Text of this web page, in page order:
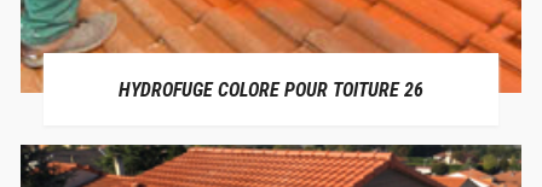
HYDROFUGE COLORE POUR TOITURE 26